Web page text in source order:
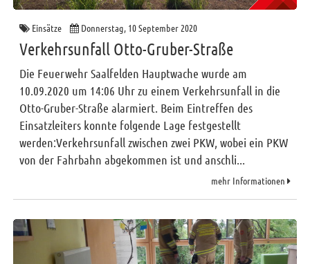
Einsätze Donnerstag, 10 September 2020
Verkehrsunfall Otto-Gruber-Straße
Die Feuerwehr Saalfelden Hauptwache wurde am
10.09.2020 um 14:06 Uhr zu einem Verkehrsunfall in die
Otto-Gruber-Straße alarmiert. Beim Eintreffen des
Einsatzleiters konnte folgende Lage festgestellt
werden:Verkehrsunfall zwischen zwei PKW, wobei ein PKW
von der Fahrbahn abgekommen ist und anschli...
mehr Informationen